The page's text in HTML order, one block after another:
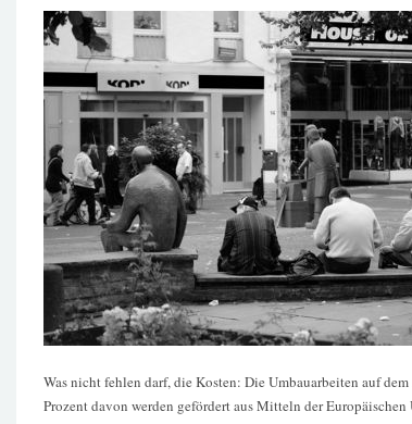
Was nicht fehlen darf, die Kosten: Die Umbauarbeiten auf
Prozent davon werden gefördert aus Mitteln der